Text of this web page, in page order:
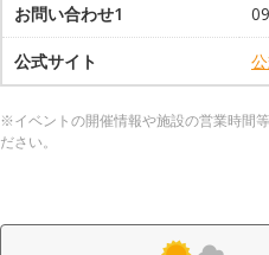
お問い合わせ1
公式サイト
※イベントの開催情報や施設の営業時間
ださい。